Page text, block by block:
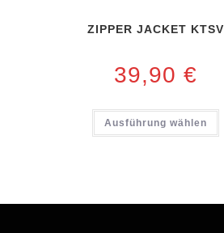
ZIPPER JACKET KTSV
39,90 €
Ausführung wählen